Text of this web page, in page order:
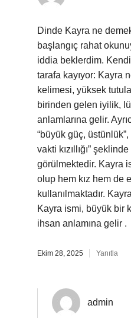
Dinde Kayra ne
başlangıç rahat
iddia beklerdim.
tarafa kayıyor: Kayra
kelimesi, yüksek
birinden gelen iyilik,
anlamlarına gelir.
“büyük güç, üstünlük”,
vakti kızıllığı”
görülmektedir. Kayra
olup hem kız hem de
kullanılmaktadır.
Kayra ismi, büyük bir
ihsan anlamına gelir .
Ekim 28, 2025 Yanıtla
admin